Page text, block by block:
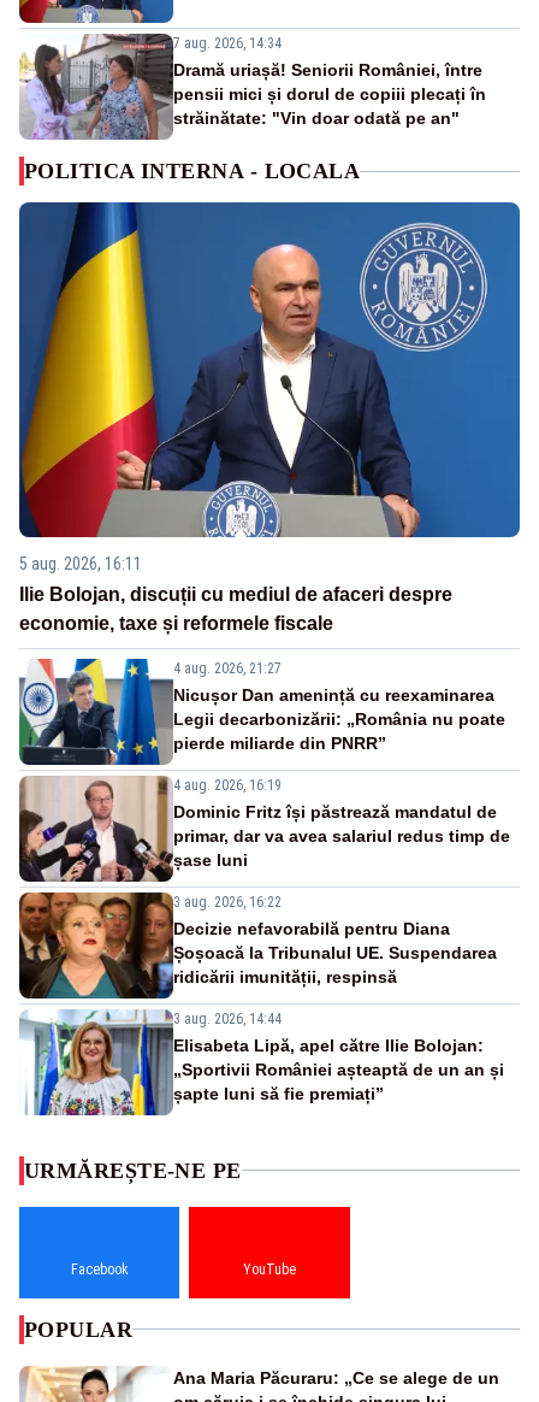
7 aug. 2026, 14:34
Dramă uriașă! Seniorii României, între
pensii mici și dorul de copiii plecați în
străinătate: "Vin doar odată pe an"
POLITICA INTERNA - LOCALA
5 aug. 2026, 16:11
Ilie Bolojan, discuții cu mediul de afaceri despre
economie, taxe și reformele fiscale
4 aug. 2026, 21:27
Nicușor Dan amenință cu reexaminarea
Legii decarbonizării: „România nu poate
pierde miliarde din PNRR”
4 aug. 2026, 16:19
Dominic Fritz își păstrează mandatul de
primar, dar va avea salariul redus timp de
șase luni
3 aug. 2026, 16:22
Decizie nefavorabilă pentru Diana
Șoșoacă la Tribunalul UE. Suspendarea
ridicării imunității, respinsă
3 aug. 2026, 14:44
Elisabeta Lipă, apel către Ilie Bolojan:
„Sportivii României așteaptă de un an și
șapte luni să fie premiați”
URMĂREȘTE-NE PE
Facebook YouTube
POPULAR
Ana Maria Păcuraru: „Ce se alege de un